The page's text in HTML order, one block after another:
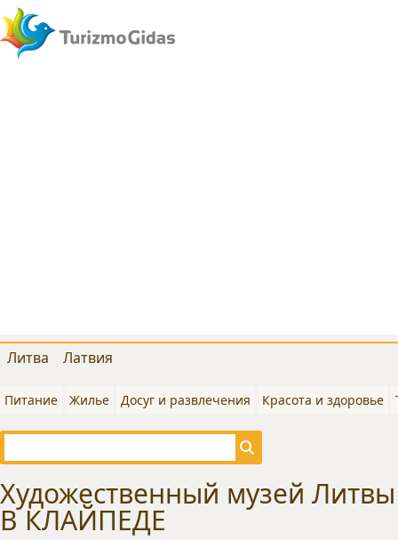
Литва Латвия
Питание Жилье Досуг и развлечения Красота и здоровье
Художественный музей
В КЛАЙПЕДЕ